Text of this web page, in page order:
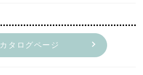
カタログページ